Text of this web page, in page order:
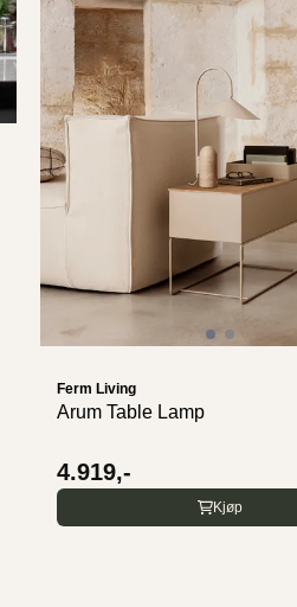
Ferm Living
Arum Table Lamp
4.919,-
Kjøp